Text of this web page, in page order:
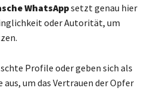
WhatsAppsetzt genau hier
oder Autorität, um
Profile oder geben sich als
aus, um das Vertrauen der Opfer